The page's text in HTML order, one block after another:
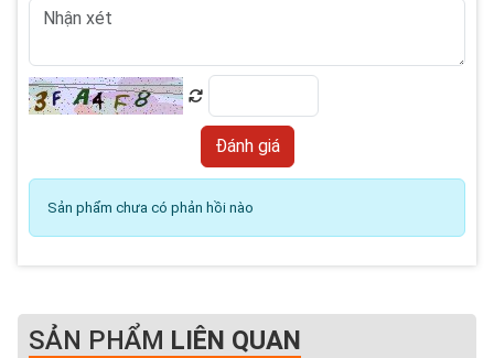
Sản phẩm chưa có phản hồi nào
SẢN PHẨM LIÊN QUAN